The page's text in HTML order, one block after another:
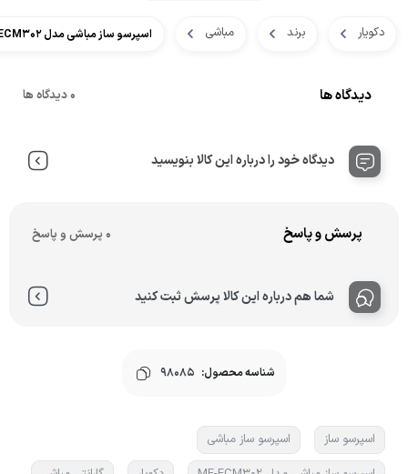
دکویار برند مباشی اسپرسو ساز مباشی مدل ME-ECM302
دیدگاه ها 0 دیدگاه ها
دیدگاه خود را درباره این کالا بنویسید
پرسش و پاسخ 0 پرسش و پاسخ
شما هم درباره این کالا پرسش ثبت کنید
شناسه محصول: 98085
اسپرسو ساز
اسپرسو ساز مباشی